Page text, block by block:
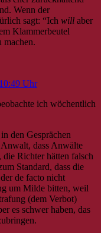
Wenn der
sagt: “Ich will aber
Klammerbeutel
machen.
Uhr
ich wöchentlich
den Gesprächen
dass Anwälte
die Richter hätten falsch
Standard, dass die
de facto nicht
um Milde bitten, weil
(dem Verbot)
es schwer haben, das